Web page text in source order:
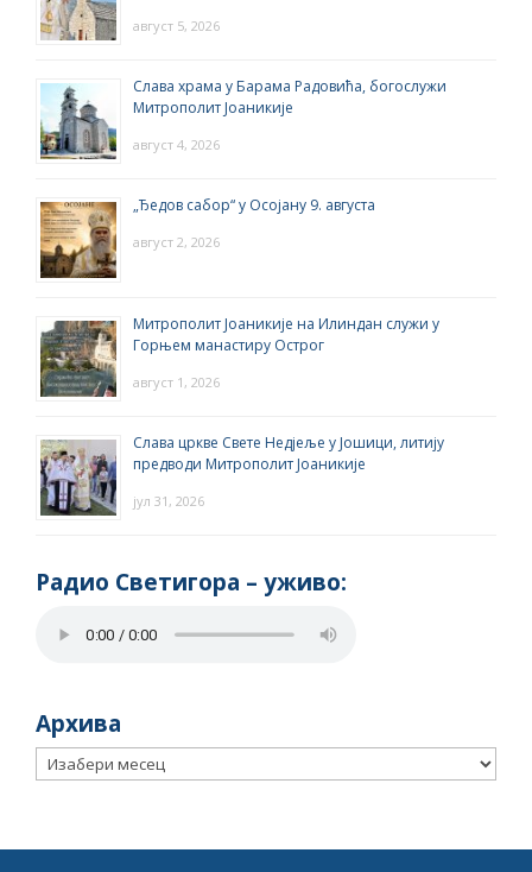
август 5, 2026
Слава храма у Барама Радовића, богослужи
Митрополит Јоаникије
август 4, 2026
„Ђедов сабор“ у Осојану 9. августа
август 2, 2026
Митрополит Јоаникије на Илиндан служи у
Горњем манастиру Острог
август 1, 2026
Слава цркве Свете Недјеље у Јошици, литију
предводи Митрополит Јоаникије
јул 31, 2026
Радио Светигора – yживо:
Архива
Архива